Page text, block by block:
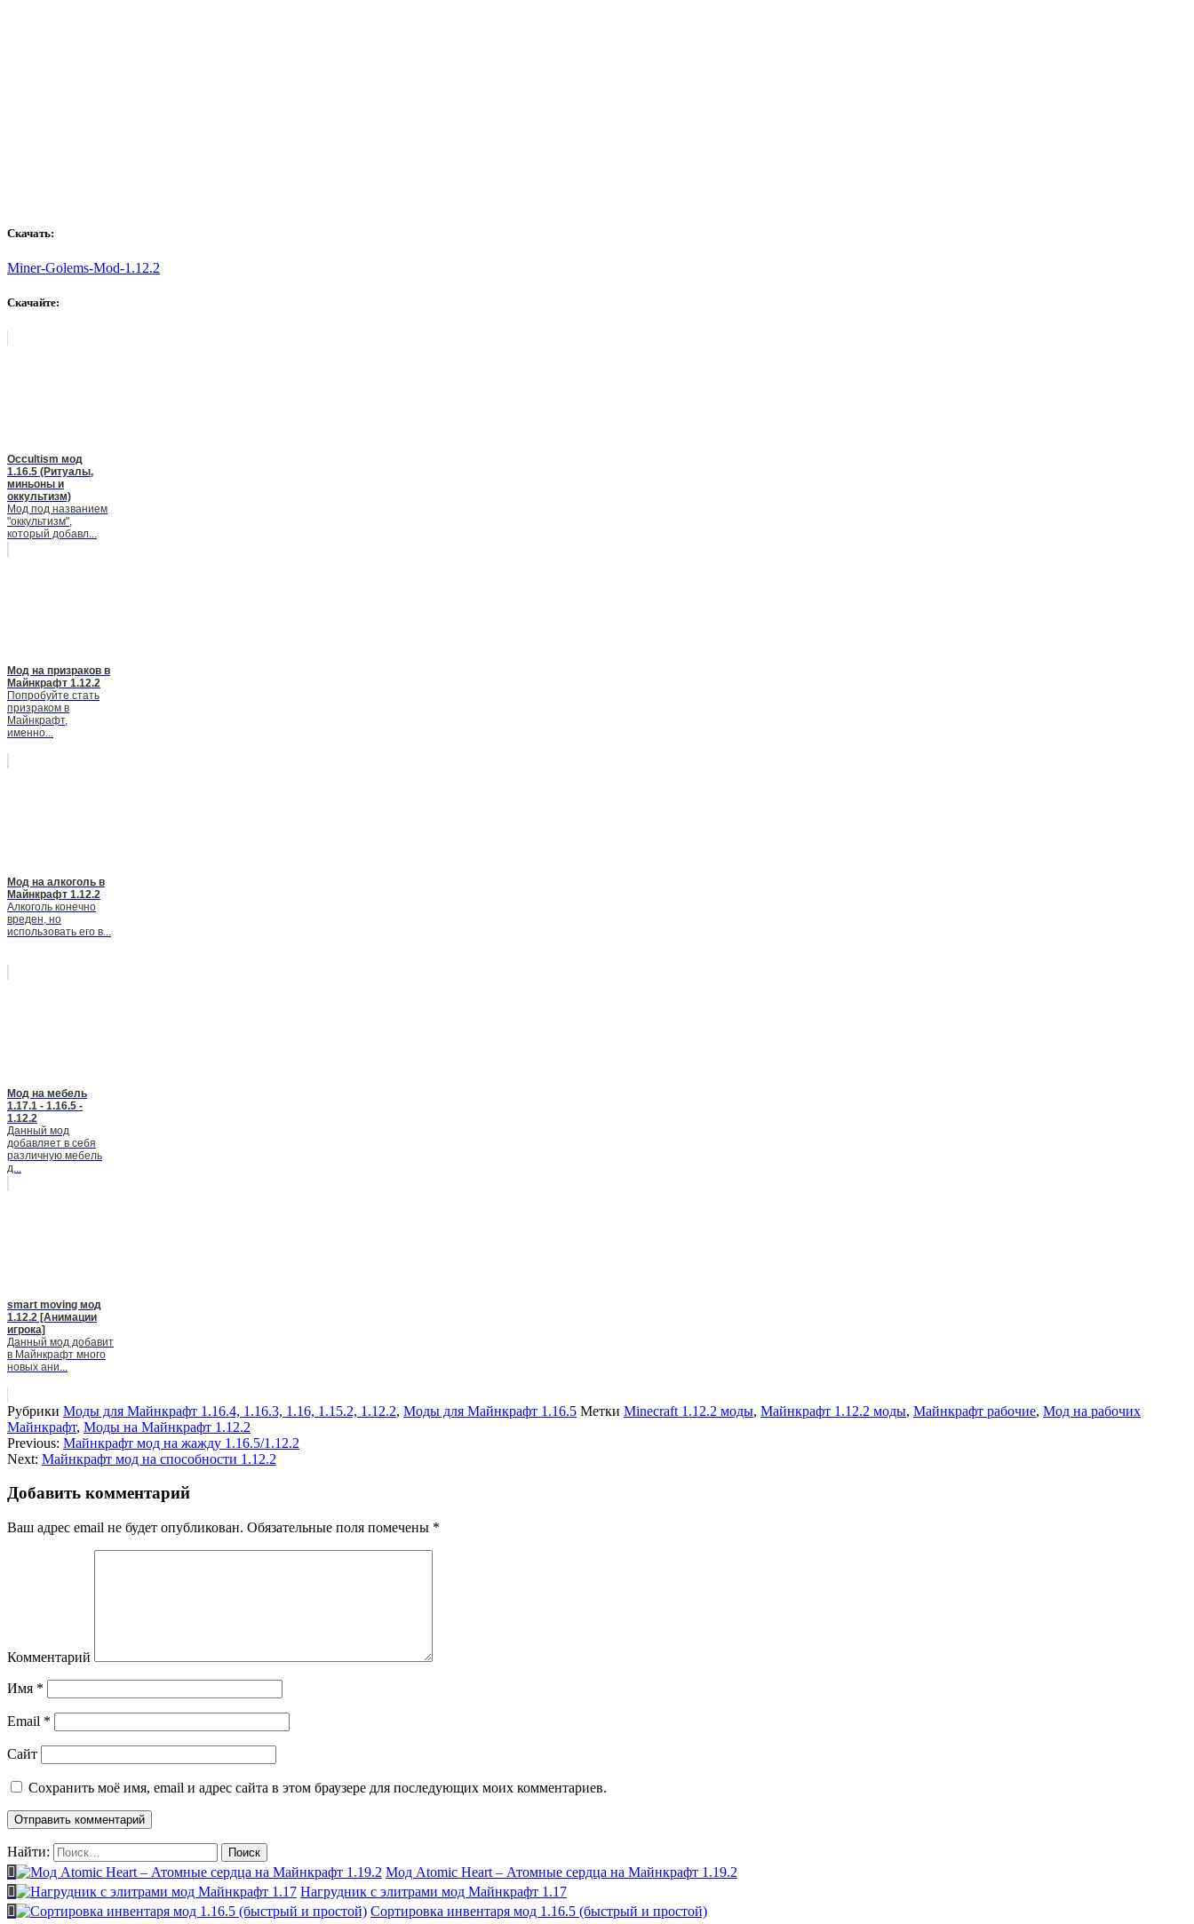
Скачать:
Miner-Golems-Mod-1.12.2
Скачайте:
Occultism мод
1.16.5 (Ритуалы,
миньоны и
оккультизм)
Мод под названием
"оккультизм",
который добавл...
Мод на призраков в
Майнкрафт 1.12.2
Попробуйте стать
призраком в
Майнкрафт,
именно...
Мод на алкоголь в
Майнкрафт 1.12.2
Алкоголь конечно
вреден, но
использовать его в...
Мод на мебель
1.17.1 - 1.16.5 -
1.12.2
Данный мод
добавляет в себя
различную мебель
д...
smart moving мод
1.12.2 [Анимации
игрока]
Данный мод добавит
в Майнкрафт много
новых ани...
Рубрики Моды для Майнкрафт 1.16.4, 1.16.3, 1.16, 1.15.2, 1.12.2, Моды для Майнкрафт 1.16.5 Метки Minecraft 1.12.2 моды, Майнкрафт 1.12.2 моды, Майнкрафт рабочие, Мод на рабочих
Майнкрафт, Моды на Майнкрафт 1.12.2
Previous: Майнкрафт мод на жажду 1.16.5/1.12.2
Next: Майнкрафт мод на способности 1.12.2
Добавить комментарий
Ваш адрес email не будет опубликован. Обязательные поля помечены *
Комментарий
Имя *
Email *
Сайт
Сохранить моё имя, email и адрес сайта в этом браузере для последующих моих комментариев.
Найти:
Мод Atomic Heart – Атомные сердца на Майнкрафт 1.19.2
Нагрудник с элитрами мод Майнкрафт 1.17
Сортировка инвентаря мод 1.16.5 (быстрый и простой)